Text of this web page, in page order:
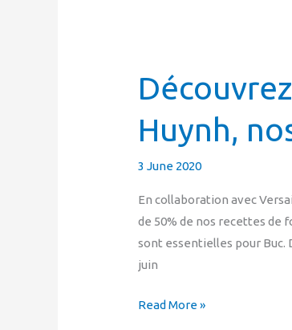
Huynh,
3 June 2020
En collaboration avec
de 50% de nos recettes de
sont essentielles pour Buc.
juin
Découvrez
en
vidéo,
avec
Constance
nos
projets
pour
la
Read More »